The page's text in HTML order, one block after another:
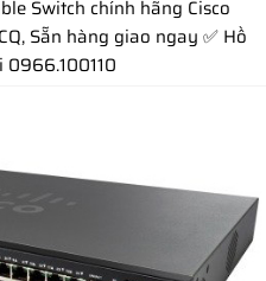
Switch chính hãng Cisco
Sẵn hàng giao ngay ✅ Hồ